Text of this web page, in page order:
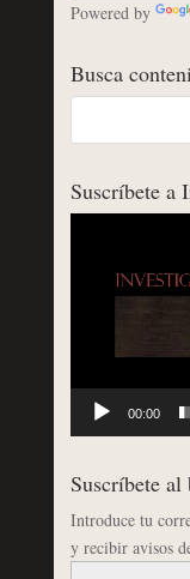
Powered by
Busca
Suscríbete a
00:00
Suscríbete
Introduce tu
y recibir avisos